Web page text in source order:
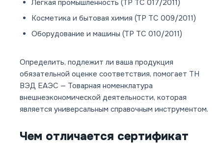
Легкая промышленность (ТР ТС 017/2011)
Косметика и бытовая химия (ТР ТС 009/2011)
Оборудование и машины (ТР ТС 010/2011)
Определить, подлежит ли ваша продукция
обязательной оценке соответствия, помогает ТН
ВЭД ЕАЭС — Товарная номенклатура
внешнеэкономической деятельности, которая
является универсальным справочным инструментом.
Чем отличается сертификат